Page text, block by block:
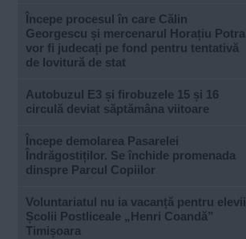
Începe procesul în care Călin
Georgescu și mercenarul Horațiu Potra
vor fi judecați pe fond pentru tentativă
de lovitură de stat
Autobuzul E3 și firobuzele 15 și 16
circulă deviat săptămâna viitoare
Începe demolarea Pasarelei
Îndrăgostiților. Se închide promenada
dinspre Parcul Copiilor
Voluntariatul nu ia vacanță pentru elevii
Școlii Postliceale „Henri Coandă”
Timișoara